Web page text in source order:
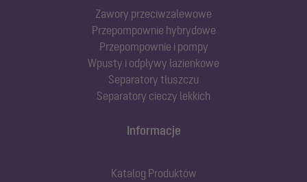
Zawory przeciwzalewowe
Przepompownie hybrydowe
Przepompownie i pompy
Wpusty i odpływy łazienkowe
Separatory tłuszczu
Separatory cieczy lekkich
Informacje
Katalog Produktów